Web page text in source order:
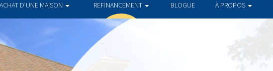
D’UNE MAISON REFINANCEMENT BLOGUE À PROPOS